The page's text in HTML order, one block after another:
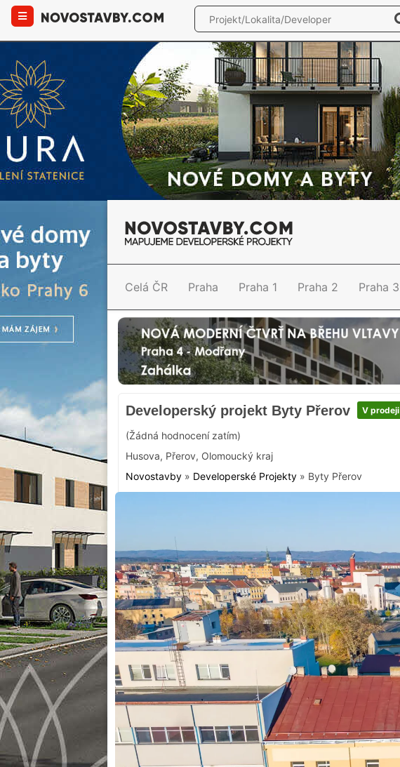
Celá ČR Praha Praha 1 Praha 2 Praha 3
Developerský projekt Byty Přerov V prodeji
(Žádná hodnocení zatím)
Husova, Přerov, Olomoucký kraj
Novostavby » Developerské Projekty » Byty Přerov